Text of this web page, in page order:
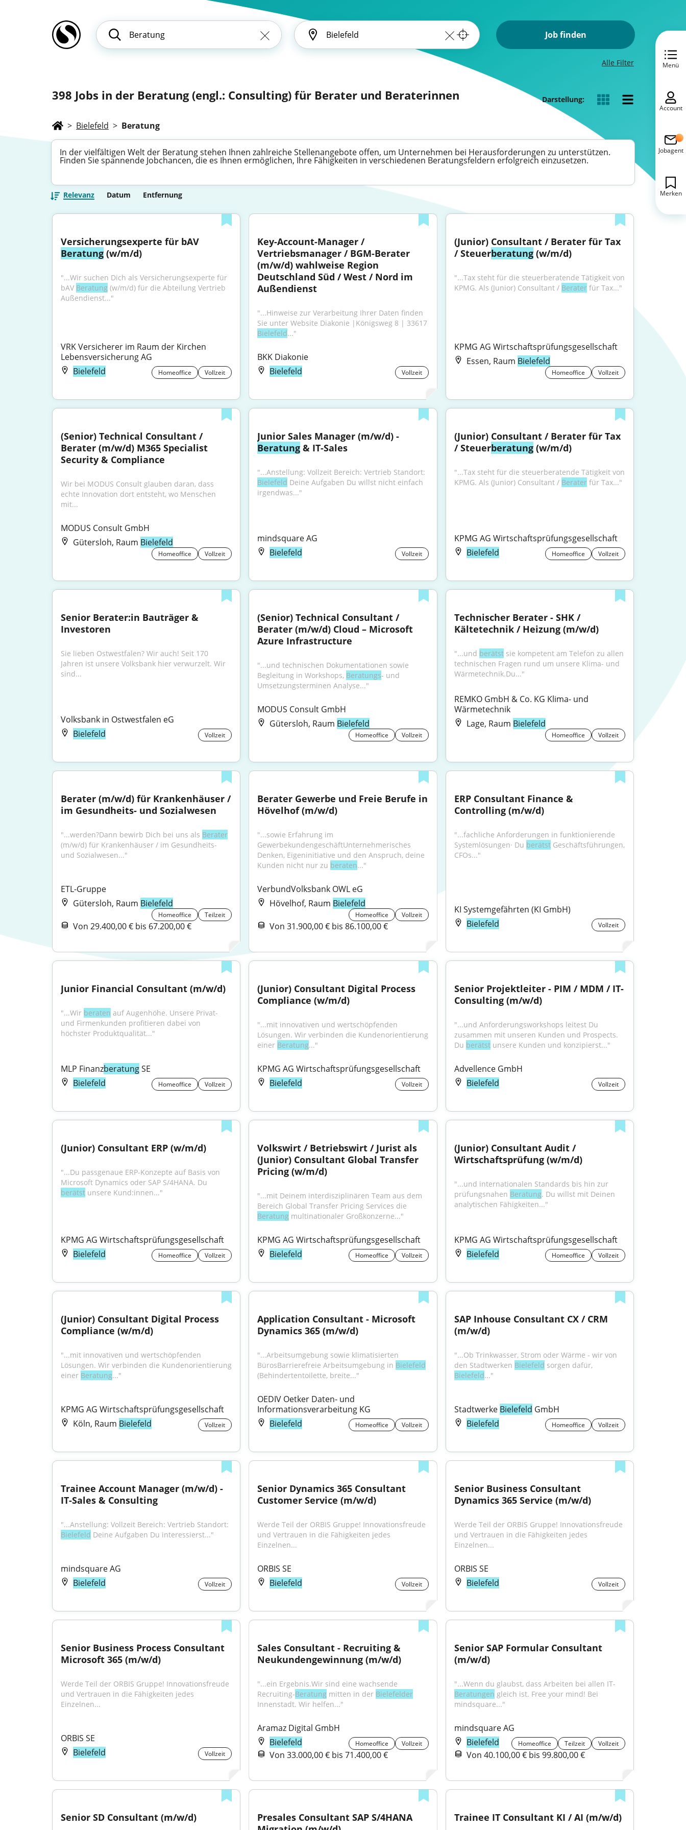
Job finden
Alle Filter
398 Jobs in der Beratung (engl.: Consulting) für Berater und Beraterinnen Darstellung:
> Bielefeld > Beratung
In der vielfältigen Welt der Beratung stehen Ihnen zahlreiche Stellenangebote offen, um Unternehmen bei Herausforderungen zu unterstützen.
Finden Sie spannende Jobchancen, die es Ihnen ermöglichen, Ihre Fähigkeiten in verschiedenen Beratungsfeldern erfolgreich einzusetzen.
Relevanz Datum Entfernung
Beratung (w/m/d)
"...Wir suchen Dich als Versicherungsexperte für
bAV Beratung (w/m/d) für die Abteilung Vertrieb
Außendienst..."
VRK Versicherer im Raum der Kirchen
Lebensversicherung AG
Bielefeld
Homeoffice Vollzeit
Key-Account-Manager /
Vertriebsmanager / BGM-Berater
(m/w/d) wahlweise Region
Deutschland Süd / West / Nord im
Außendienst
"...Hinweise zur Verarbeitung Ihrer Daten finden
Bielefeld..."
BKK Diakonie
Bielefeld
Vollzeit
(Junior) Consultant / Berater für Tax
/ Steuerberatung (w/m/d)
"...Tax steht für die steuerberatende Tätigkeit von
KPMG. Als (Junior) Consultant / Berater für Tax..."
KPMG AG Wirtschaftsprüfungsgesellschaft
Essen, Raum Bielefeld
Homeoffice Vollzeit
(Senior) Technical Consultant /
Berater (m/w/d) M365 Specialist
Security & Compliance
Wir bei MODUS Consult glauben daran, dass
echte Innovation dort entsteht, wo Menschen
mit...
MODUS Consult GmbH
Gütersloh, Raum Bielefeld
Homeoffice Vollzeit
Beratung & IT-Sales
Bielefeld Deine Aufgaben Du willst nicht einfach
irgendwas..."
mindsquare AG
Bielefeld
Vollzeit
(Junior) Consultant / Berater für Tax
/ Steuerberatung (w/m/d)
"...Tax steht für die steuerberatende Tätigkeit von
KPMG. Als (Junior) Consultant / Berater für Tax..."
KPMG AG Wirtschaftsprüfungsgesellschaft
Bielefeld
Homeoffice Vollzeit
Senior Berater:in Bauträger &
Investoren
Sie lieben Ostwestfalen? Wir auch! Seit 170
Jahren ist unsere Volksbank hier verwurzelt. Wir
sind...
Volksbank in Ostwestfalen eG
Bielefeld
Vollzeit
(Senior) Technical Consultant /
Berater (m/w/d) Cloud – Microsoft
Azure Infrastructure
"...und technischen Dokumentationen sowie
Begleitung in Workshops, Beratungs- und
Umsetzungsterminen Analyse..."
MODUS Consult GmbH
Gütersloh, Raum Bielefeld
Homeoffice Vollzeit
Technischer Berater - SHK /
Kältetechnik / Heizung (m/w/d)
"...und berätst sie kompetent am Telefon zu allen
technischen Fragen rund um unsere Klima- und
Wärmetechnik.Du..."
REMKO GmbH & Co. KG Klima- und
Wärmetechnik
Lage, Raum Bielefeld
Homeoffice Vollzeit
Berater (m/w/d) für Krankenhäuser /
im Gesundheits- und Sozialwesen
"...werden?Dann bewirb Dich bei uns als Berater
(m/w/d) für Krankenhäuser / im Gesundheits-
und Sozialwesen..."
ETL-Gruppe
Gütersloh, Raum Bielefeld
Homeoffice Teilzeit
Von 29.400,00 € bis 67.200,00 €
Berater Gewerbe und Freie Berufe in
Hövelhof (m/w/d)
"...sowie Erfahrung im
GewerbekundengeschäftUnternehmerisches
Denken, Eigeninitiative und den Anspruch, deine
Kunden nicht nur zu beraten..."
VerbundVolksbank OWL eG
Hövelhof, Raum Bielefeld
Homeoffice Vollzeit
Von 31.900,00 € bis 86.100,00 €
ERP Consultant Finance &
Controlling (m/w/d)
"...fachliche Anforderungen in funktionierende
Systemlösungen· Du berätst Geschäftsführungen,
CFOs..."
KI Systemgefährten (KI GmbH)
Bielefeld
Vollzeit
Junior Financial Consultant (m/w/d)
"...Wir beraten auf Augenhöhe. Unsere Privat-
und Firmenkunden profitieren dabei von
höchster Produktqualität..."
MLP Finanzberatung SE
Bielefeld
Homeoffice Vollzeit
(Junior) Consultant Digital Process
Compliance (w/m/d)
"...mit innovativen und wertschöpfenden
Lösungen. Wir verbinden die Kundenorientierung
einer Beratung..."
KPMG AG Wirtschaftsprüfungsgesellschaft
Bielefeld
Vollzeit
Senior Projektleiter - PIM / MDM / IT-
Consulting (m/w/d)
"...und Anforderungsworkshops leitest Du
zusammen mit unseren Kunden und Prospects.
Du berätst unsere Kunden und konzipierst..."
Advellence GmbH
Bielefeld
Vollzeit
(Junior) Consultant ERP (w/m/d)
"...Du passgenaue ERP-Konzepte auf Basis von
berätst unsere Kund:innen..."
KPMG AG Wirtschaftsprüfungsgesellschaft
Bielefeld
Homeoffice Vollzeit
Volkswirt / Betriebswirt / Jurist als
(Junior) Consultant Global Transfer
Pricing (w/m/d)
"...mit Deinem interdisziplinären Team aus dem
Beratung multinationaler Großkonzerne..."
KPMG AG Wirtschaftsprüfungsgesellschaft
Bielefeld
Homeoffice Vollzeit
(Junior) Consultant Audit /
Wirtschaftsprüfung (w/m/d)
"...und internationalen Standards bis hin zur
prüfungsnahen Beratung. Du willst mit Deinen
analytischen Fähigkeiten..."
KPMG AG Wirtschaftsprüfungsgesellschaft
Bielefeld
Homeoffice Vollzeit
(Junior) Consultant Digital Process
Compliance (w/m/d)
"...mit innovativen und wertschöpfenden
Lösungen. Wir verbinden die Kundenorientierung
einer Beratung..."
KPMG AG Wirtschaftsprüfungsgesellschaft
Köln, Raum Bielefeld Vollzeit
Application Consultant - Microsoft
Dynamics 365 (m/w/d)
"...Arbeitsumgebung sowie klimatisierten
BürosBarrierefreie Arbeitsumgebung in Bielefeld
(Behindertentoilette, breite..."
OEDIV Oetker Daten- und
Informationsverarbeitung KG
Bielefeld
Homeoffice Vollzeit
SAP Inhouse Consultant CX / CRM
(m/w/d)
"...Ob Trinkwasser, Strom oder Wärme - wir von
den Stadtwerken Bielefeld
sorgen dafür,
Bielefeld..."
Stadtwerke Bielefeld GmbH
Bielefeld
Homeoffice Vollzeit
Trainee Account Manager (m/w/d) -
IT-Sales & Consulting
Bielefeld Deine Aufgaben Du interessierst..."
mindsquare AG
Bielefeld
Vollzeit
Senior Dynamics 365 Consultant
Customer Service (m/w/d)
Werde Teil der ORBIS Gruppe! Innovationsfreude
und Vertrauen in die Fähigkeiten jedes
Einzelnen...
ORBIS SE
Bielefeld
Vollzeit
Senior Business Consultant
Dynamics 365 Service (m/w/d)
Werde Teil der ORBIS Gruppe! Innovationsfreude
und Vertrauen in die Fähigkeiten jedes
Einzelnen...
ORBIS SE
Bielefeld
Vollzeit
Senior Business Process Consultant
Microsoft 365 (m/w/d)
Werde Teil der ORBIS Gruppe! Innovationsfreude
und Vertrauen in die Fähigkeiten jedes
Einzelnen...
ORBIS SE
Bielefeld
Vollzeit
Sales Consultant - Recruiting &
Neukundengewinnung (m/w/d)
"...ein Ergebnis.Wir sind eine wachsende
Recruiting-Beratung mitten in der Bielefelder
Innenstadt. Wir helfen..."
Aramaz Digital GmbH
Bielefeld
Homeoffice Vollzeit
Von 33.000,00 € bis 71.400,00 €
Senior SAP Formular Consultant
(m/w/d)
"...Wenn du glaubst, dass Arbeiten bei allen IT-
Beratungen gleich ist. Free your mind! Bei
mindsquare..."
mindsquare AG
Bielefeld
Homeoffice Teilzeit Vollzeit
Von 40.100,00 € bis 99.800,00 €
Senior SD Consultant (m/w/d)
Presales Consultant SAP S/4HANA
Trainee IT Consultant KI / AI (m/w/d)
Menü
Account
Jobagent
Merken